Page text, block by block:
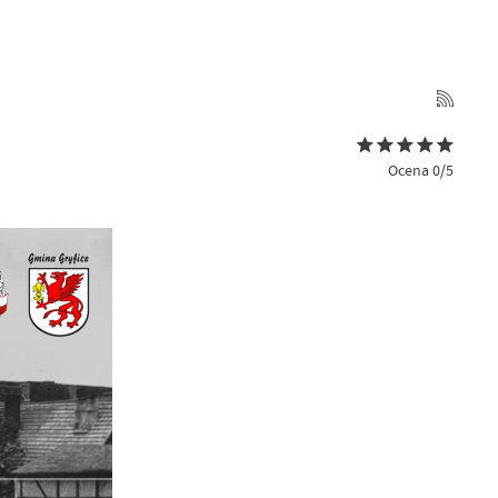
Ocena 0/5